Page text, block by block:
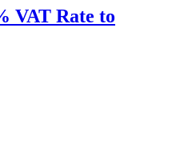
VAT Rate to